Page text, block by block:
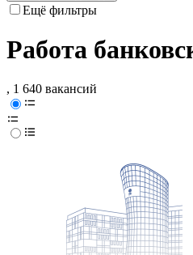
Ещё фильтры
Работа
, 1 640 вакансий